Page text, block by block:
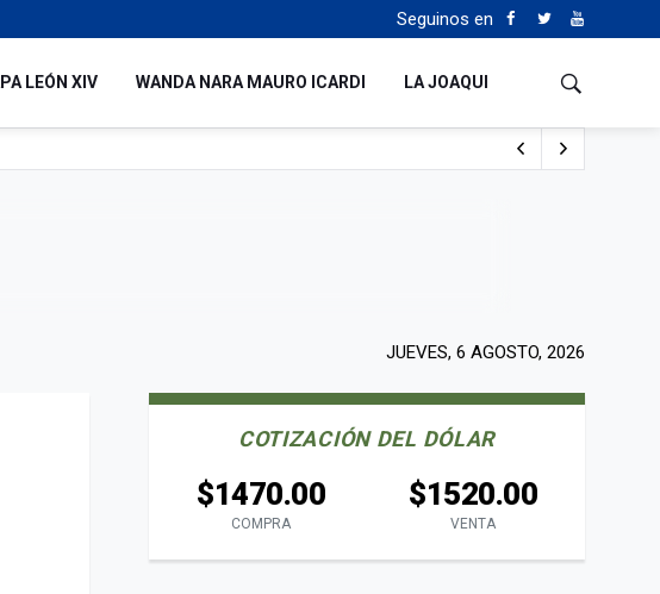
Seguinos en
LEÓN XIV WANDA NARA MAURO ICARDI LA JOAQUI
errores como cualquiera”
JUEVES, 6 AGOSTO, 2026
COTIZACIÓN DEL DÓLAR
$1470.00
COMPRA
$1520.00
VENTA